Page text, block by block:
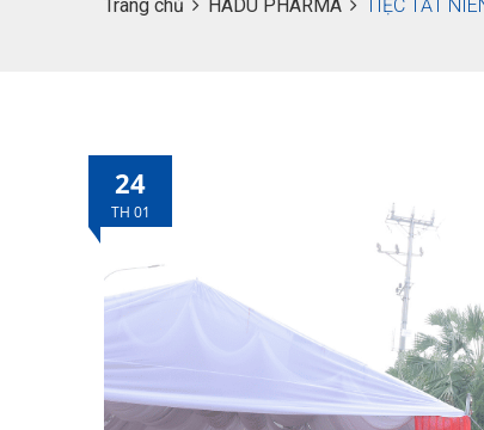
Trang chủ HADU PHARMA TIỆC TẤT
24
TH 01